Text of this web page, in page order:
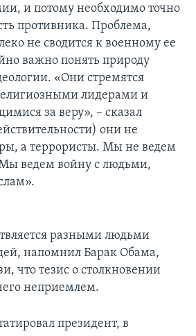
и потому необходимо точно
противника. Проблема,
не сводится к военному ее
важно понять природу
«Они стремятся
лидерами и
за веру», – сказал
они не
а террористы. Мы не ведем
ведем войну с людьми,
разными людьми
напомнил Барак Обама,
что тезис о столкновении
неприемлем.
президент, в